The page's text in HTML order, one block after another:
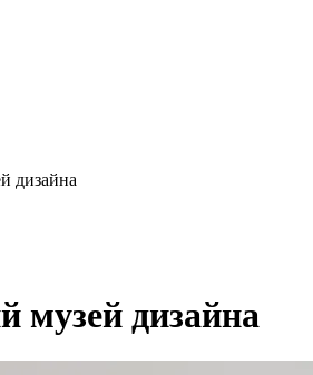
дизайна
музей дизайна